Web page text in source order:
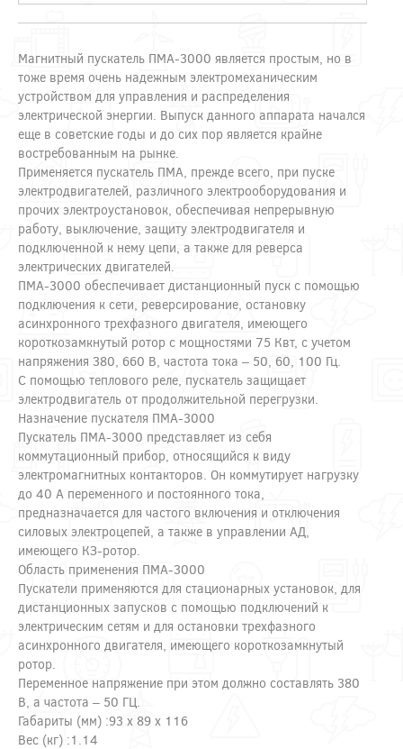
Магнитный пускатель ПМА-3000 является простым, но в
тоже время очень надежным электромеханическим
устройством для управления и распределения
электрической энергии. Выпуск данного аппарата начался
еще в советские годы и до сих пор является крайне
востребованным на рынке.
Применяется пускатель ПМА, прежде всего, при пуске
электродвигателей, различного электрооборудования и
прочих электроустановок, обеспечивая непрерывную
работу, выключение, защиту электродвигателя и
подключенной к нему цепи, а также для реверса
электрических двигателей.
ПМА-3000 обеспечивает дистанционный пуск с помощью
подключения к сети, реверсирование, остановку
асинхронного трехфазного двигателя, имеющего
короткозамкнутый ротор с мощностями 75 Квт, с учетом
напряжения 380, 660 В, частота тока – 50, 60, 100 Гц.
С помощью теплового реле, пускатель защищает
электродвигатель от продолжительной перегрузки.
Назначение пускателя ПМА-3000
Пускатель ПМА-3000 представляет из себя
коммутационный прибор, относящийся к виду
электромагнитных контакторов. Он коммутирует нагрузку
до 40 А переменного и постоянного тока,
предназначается для частого включения и отключения
силовых электроцепей, а также в управлении АД,
имеющего КЗ-ротор.
Область применения ПМА-3000
Пускатели применяются для стационарных установок, для
дистанционных запусков с помощью подключений к
электрическим сетям и для остановки трехфазного
асинхронного двигателя, имеющего короткозамкнутый
ротор.
Переменное напряжение при этом должно составлять 380
В, а частота – 50 ГЦ.
Габариты (мм) :93 x 89 x 116
Вес (кг) :1.14